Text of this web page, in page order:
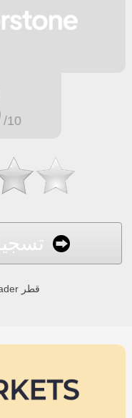
/10
Pepperstone MetaTrader قطر